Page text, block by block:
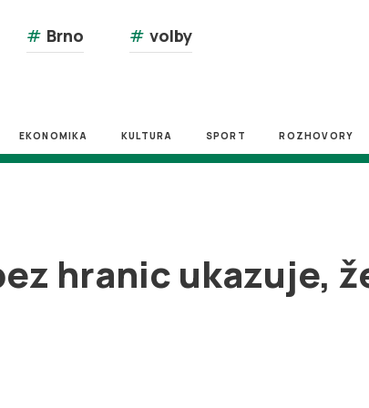
# Brno # volby
EKONOMIKA KULTURA SPORT ROZHOVORY
hranic ukazuje,